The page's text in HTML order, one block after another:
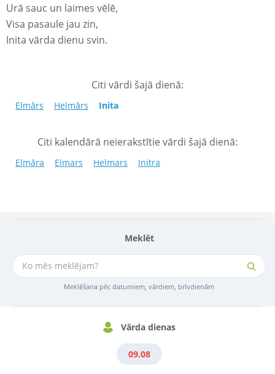
Meklēt
Meklēšana pēc datumiem, vārdiem, brīvdienām
Vārda dienas
09.08
Urā sauc un laimes vēlē,
Visa pasaule jau zin,
Inita vārda dienu svin.
Citi vārdi šajā dienā:
Elmārs Helmārs Inita
Citi kalendārā neierakstītie vārdi šajā dienā:
Elmāra Elmars Helmars Initra